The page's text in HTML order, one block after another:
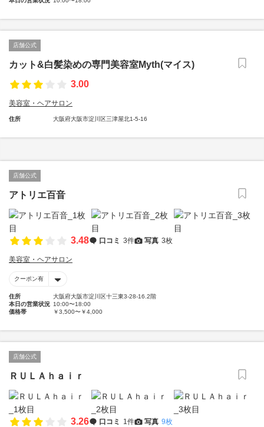
店舗公式
カット&白髪染めの専門美容室Myth(マイス)
3.00
美容室・ヘアサロン
住所 大阪府大阪市淀川区三津屋北1-5-16
店舗公式
アトリエ百音
3.48 口コミ 3件 写真 3枚
美容室・ヘアサロン
クーポン有
住所
大阪府大阪市淀川区十三東3-28-16.2階
本日の営業状況 10:00〜18:00
価格帯
￥3,500〜￥4,000
店舗公式
ＲＵＬＡｈａｉｒ
3.26 口コミ 1件 写真 9枚